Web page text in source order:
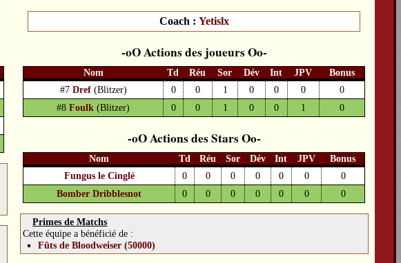
Coach : Yetislx
Actions des joueurs
Nom Td Réu Sor Dév Int JPV
Bonus
#7 Dref (Blitzer) 0 0 1 0 0 0
0
#8Foulk (Blitzer) 0 0 1 0 0 1 0
Actions des Stars
Nom Td Réu Sor Dév Int JPV
Bonus
Fungus le Cinglé
0 0 0 0 0 0
0
Bomber Dribblesnot
0 0 0 0 0 0 0
Primes de Matchs
Cette équipe a bénéficié de :
Fûts de Bloodweiser (50000)